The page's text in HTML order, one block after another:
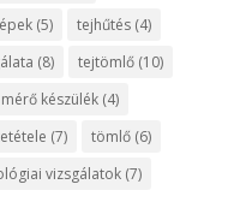
(5) tejhűtés(4)
(8) tejtömlő(10)
készülék(4)
(7) tömlő(6)
vizsgálatok(7)